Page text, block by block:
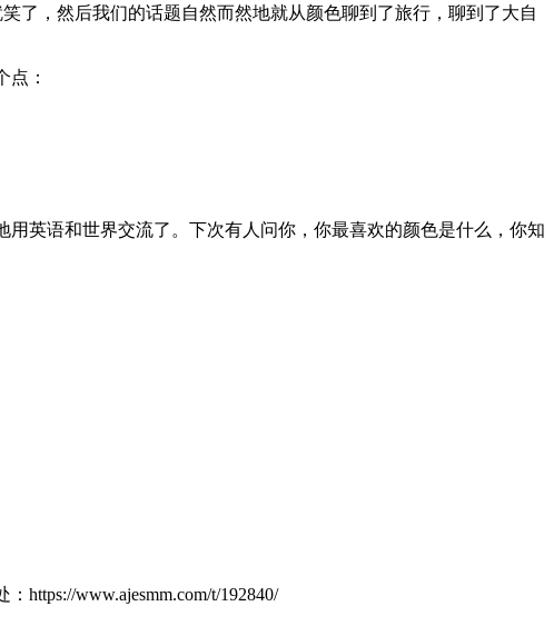
就笑了，然后我们的话题自然而然地就从颜色聊到了旅行，聊到了大自
点：
英语和世界交流了。下次有人问你，你最喜欢的颜色是什么，你知
https://www.ajesmm.com/t/192840/